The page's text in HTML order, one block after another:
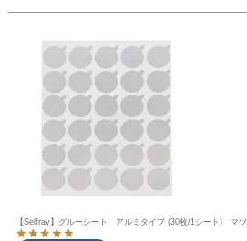
【Selfray】グルーシート アルミタイプ (30枚/1シート) マ